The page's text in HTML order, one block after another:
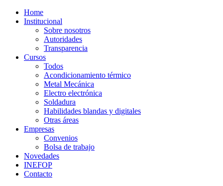
Home
Institucional
Sobre nosotros
Autoridades
Transparencia
Cursos
Todos
Acondicionamiento térmico
Metal Mecánica
Electro electrónica
Soldadura
Habilidades blandas y digitales
Otras áreas
Empresas
Convenios
Bolsa de trabajo
Novedades
INEFOP
Contacto